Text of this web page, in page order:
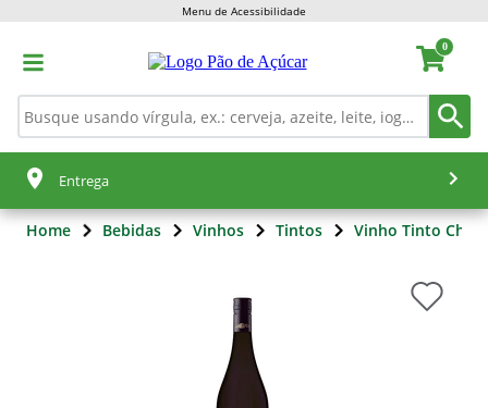
Menu de Acessibilidade
0
Entrega
Home Bebidas Vinhos Tintos Vinho Tinto